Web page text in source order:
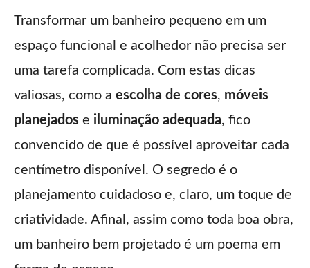
Transformar um banheiro pequeno em um
espaço funcional e acolhedor não precisa ser
uma tarefa complicada. Com estas dicas
valiosas, como a escolha de cores, móveis
planejados e iluminação adequada, fico
convencido de que é possível aproveitar cada
centímetro disponível. O segredo é o
planejamento cuidadoso e, claro, um toque de
criatividade. Afinal, assim como toda boa obra,
um banheiro bem projetado é um poema em